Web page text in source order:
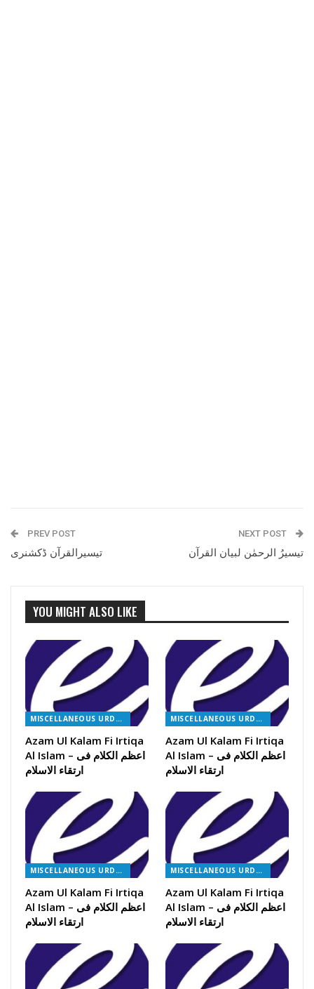
PREV POST
تیسیرالقرآن ڈکشنری
NEXT POST
تیسیرُ الرحمٰن لبیان القرآن
YOU MIGHT ALSO LIKE
MISCELLANEOUS URDU BOOKS
Azam Ul Kalam Fi Irtiqa
Al Islam – اعظم الکلام فی
ارتقاء الاسلام
MISCELLANEOUS URDU BOOKS
Azam Ul Kalam Fi Irtiqa
Al Islam – اعظم الکلام فی
ارتقاء الاسلام
MISCELLANEOUS URDU BOOKS
Azam Ul Kalam Fi Irtiqa
Al Islam – اعظم الکلام فی
ارتقاء الاسلام
MISCELLANEOUS URDU BOOKS
Azam Ul Kalam Fi Irtiqa
Al Islam – اعظم الکلام فی
ارتقاء الاسلام